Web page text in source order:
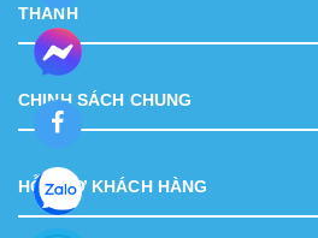
THÀNH
CHINH SÁCH CHUNG
HỖ TRỢ KHÁCH HÀNG